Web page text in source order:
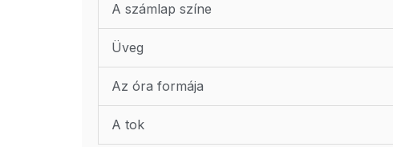
A számlap színe
Üveg
Az óra formája
A tok